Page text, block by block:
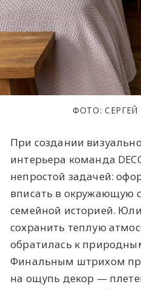
ФОТО:
При создании
интерьера команда
непростой задачей:
вписать в окружающую
семейной историей.
сохранить теплую
обратилась к
Финальным штрихом
на ощупь декор —